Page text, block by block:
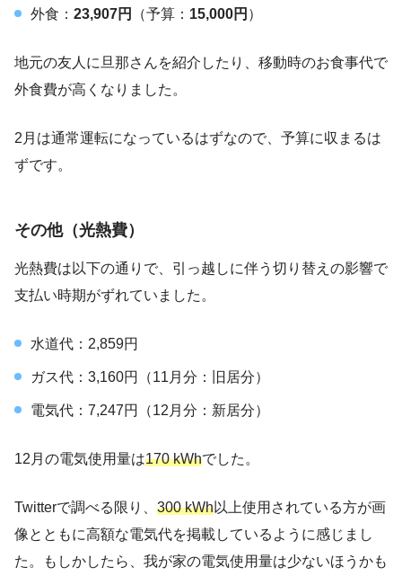
外食： 23,907円 （予算： 15,000円 ）
地元の友人に旦那さんを紹介したり、移動時のお食事代で
外食費が高くなりました。
2月は通常運転になっているはずなので、予算に収まるは
ずです。
その他（光熱費）
光熱費は以下の通りで、引っ越しに伴う切り替えの影響で
支払い時期がずれていました。
水道代：2,859円
ガス代：3,160円（11月分：旧居分）
電気代：7,247円（12月分：新居分）
12月の電気使用量は170 kWhでした。
Twitterで調べる限り、 300 kWh以上使用されている方が画
像とともに高額な電気代を掲載しているように感じまし
た。もしかしたら、我が家の電気使用量は少ないほうかも